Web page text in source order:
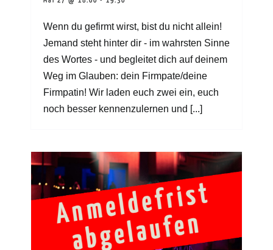
Wenn du gefirmt wirst, bist du nicht allein!
Jemand steht hinter dir - im wahrsten Sinne
des Wortes - und begleitet dich auf deinem
Weg im Glauben: dein Firmpate/deine
Firmpatin! Wir laden euch zwei ein, euch
noch besser kennenzulernen und [...]